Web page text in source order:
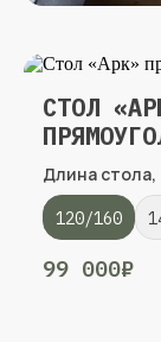
СТОЛ
Длина стола,
120/160
99 000₽